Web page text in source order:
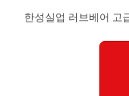
한성실업 러브베어 고